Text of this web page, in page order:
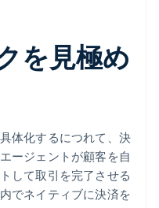
を見極め
体化するにつれて、決
ージェントが顧客を自
して取引を完了させる
でネイティブに決済を